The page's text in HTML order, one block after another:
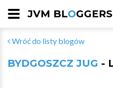
JVM BLOGGERS
Wróć do listy blogów
BYDGOSZCZ JUG -